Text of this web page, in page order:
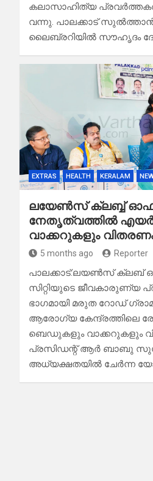
കലാസാഹിത്യ പ്രവർത്തകർ
വന്നു. പാലക്കാട് സുൽത്താൻ
ലൈബ്രറിയിൽ സൗഹൃദം
EXTRAS HEALTH KERALAM
ലയേൺസ് ക്ലബ്ബ് ഓഫ്
നേതൃത്വത്തിൽ
വാക്കറുകളും
5 months ago Reporter
പാലക്കാട്:ലയൺസ് ക്ലബ്
സിറ്റിയുടെ ജീവകാരുണ്യ
ഭാഗമായി മരുത റോഡ്
ആരോഗ്യ കേന്ദ്രത്തിലെ
ബെഡുകളും വാക്കറുകളും
പ്രസിഡന്റ് ആർ ബാബു
അധ്യക്ഷതയിൽ ചേർന്ന